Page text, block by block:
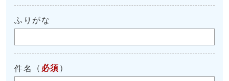
ふりがな
件名 （ 必須 ）